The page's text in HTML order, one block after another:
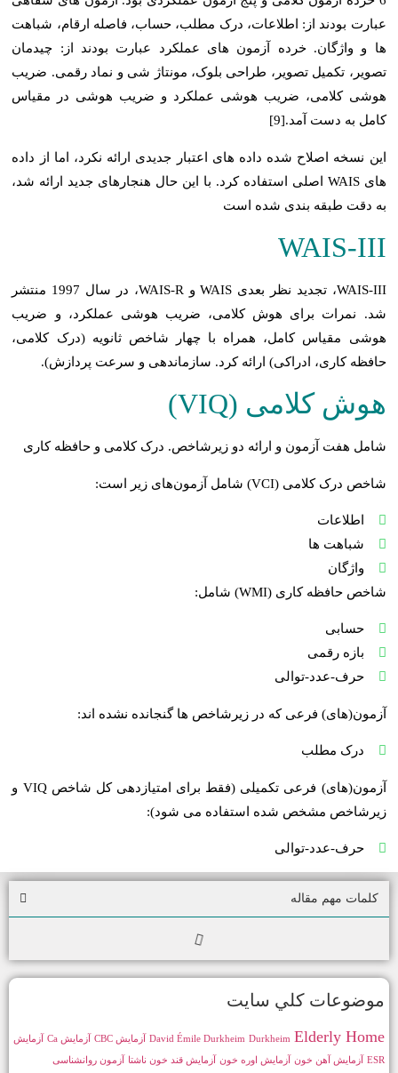
عبارت بودند از: اطلاعات، درک مطلب، حساب، فاصله ارقام، شباهت
ها و واژگان. خرده آزمون های عملکرد عبارت بودند از: چیدمان
تصویر، تکمیل تصویر، طراحی بلوک، مونتاژ شی و نماد رقمی. ضریب
هوشی کلامی، ضریب هوشی عملکرد و ضریب هوشی در مقیاس
کامل به دست آمد.[9]
این نسخه اصلاح شده داده های اعتبار جدیدی ارائه نکرد، اما از داده
های WAIS اصلی استفاده کرد. با این حال هنجارهای جدید ارائه شد،
به دقت طبقه بندی شده است
WAIS-III
WAIS-III، تجدید نظر بعدی WAIS و WAIS-R، در سال 1997 منتشر
شد. نمرات برای هوش کلامی، ضریب هوشی عملکرد، و ضریب
هوشی مقیاس کامل، همراه با چهار شاخص ثانویه (درک کلامی،
حافظه کاری، ادراکی) ارائه کرد. سازماندهی و سرعت پردازش).
هوش کلامی (VIQ)
شامل هفت آزمون و ارائه دو زیرشاخص. درک کلامی و حافظه کاری
شاخص درک کلامی (VCI) شامل آزمون‌های زیر است:
اطلاعات
شباهت ها
واژگان
شاخص حافظه کاری (WMI) شامل:
حسابی
بازه رقمی
حرف-عدد-توالی
آزمون(های) فرعی که در زیرشاخص ها گنجانده نشده اند:
درک مطلب
آزمون(های) فرعی تکمیلی (فقط برای امتیازدهی کل شاخص VIQ و
زیرشاخص مشخص شده استفاده می شود):
حرف-عدد-توالی
كلمات مهم مقاله
موضوعات كلي سايت
David Émile Durkheim Durkheim Elderly Home آزمايش CBC آزمایش Ca آزمایش
ESR آزمایش آهن خون آزمایش اوره خون آزمایش قند خون ناشتا آزمون روانشناسی